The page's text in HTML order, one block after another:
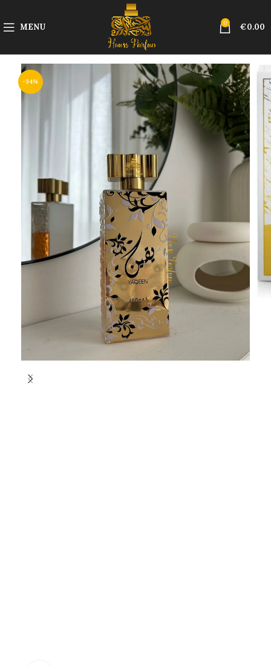
MENU 0 €0.00
-34%